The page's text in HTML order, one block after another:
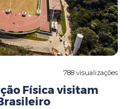
788 visualizações
Física visitam